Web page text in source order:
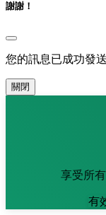
謝謝！
您的訊息已成功發
關閉
享受所
有